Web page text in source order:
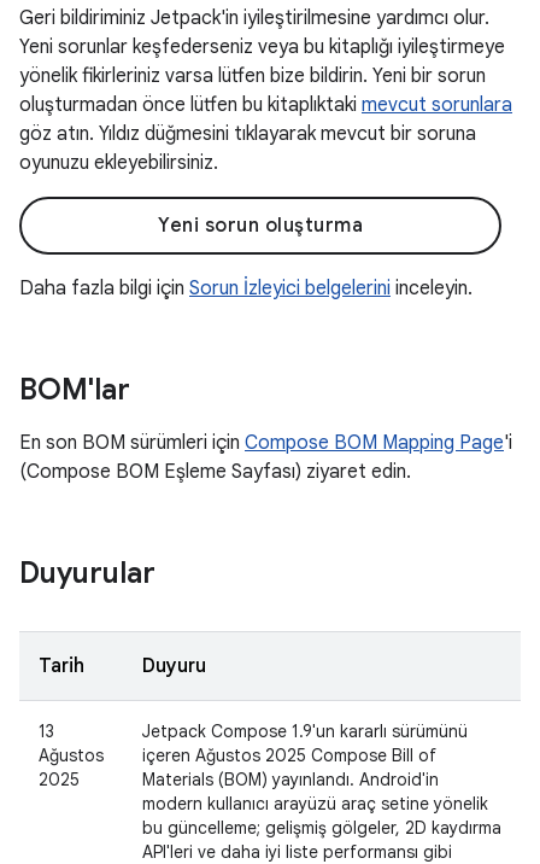
Geri bildiriminiz Jetpack'in iyileştirilmesine yardımcı olur.
Yeni sorunlar keşfederseniz veya bu kitaplığı iyileştirmeye
yönelik fikirleriniz varsa lütfen bize bildirin. Yeni bir sorun
oluşturmadan önce lütfen bu kitaplıktaki mevcut sorunlara
göz atın. Yıldız düğmesini tıklayarak mevcut bir soruna
oyunuzu ekleyebilirsiniz.
Yeni sorun oluşturma
Daha fazla bilgi için Sorun İzleyici belgelerini inceleyin.
BOM'lar
En son BOM sürümleri için Compose BOM Mapping Page'i
(Compose BOM Eşleme Sayfası) ziyaret edin.
Duyurular
Tarih Duyuru
13
Ağustos
2025
Jetpack Compose 1.9'un kararlı sürümünü
içeren Ağustos 2025 Compose Bill of
Materials (BOM) yayınlandı. Android'in
modern kullanıcı arayüzü araç setine yönelik
bu güncelleme; gelişmiş gölgeler, 2D kaydırma
API'leri ve daha iyi liste performansı gibi